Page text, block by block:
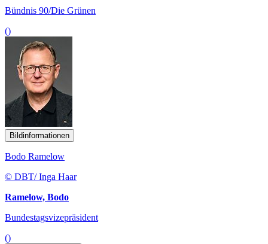
Bündnis 90/Die Grünen
()
Bildinformationen
Bodo Ramelow
© DBT/ Inga Haar
Ramelow, Bodo
Bundestagsvizepräsident
()